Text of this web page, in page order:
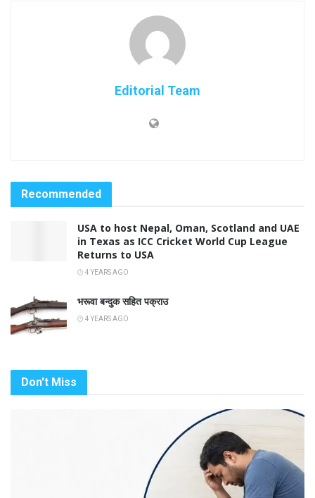
Editorial Team
Recommended
USA to host Nepal, Oman, Scotland and UAE
in Texas as ICC Cricket World Cup League
Returns to USA
4 YEARS AGO
भरूवा बन्दुक सहित पक्राउ
4 YEARS AGO
Don't Miss